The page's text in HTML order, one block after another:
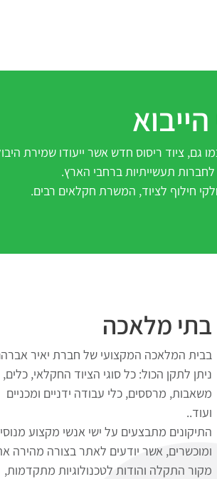
גם, ציוד ריסוס חדש אשר ייעודו שמירת
תעשייתיות ברחבי הארץ.
חילוף לציוד, המשרת חקלאים רבים.
בתי מלאכה
בבית המלאכה המקצועי של חברת יאיר
ניתן לתקן הכול: כל סוגי הציוד החקלאי, כלים,
משאבות, מרססים, כלי עבודה ידניים ומכניים
ועוד..
התיקונים מתבצעים על ישי אנשי מקצוע
ומוכשרים, אשר יודעים לאתר בצורה מהירה
מקור התקלה והודות לטכנולוגיות מתקדמות,